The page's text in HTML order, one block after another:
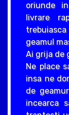
oriunde
livrare
geamul
Ai grija de
Ne place
insa ne
de
incearca